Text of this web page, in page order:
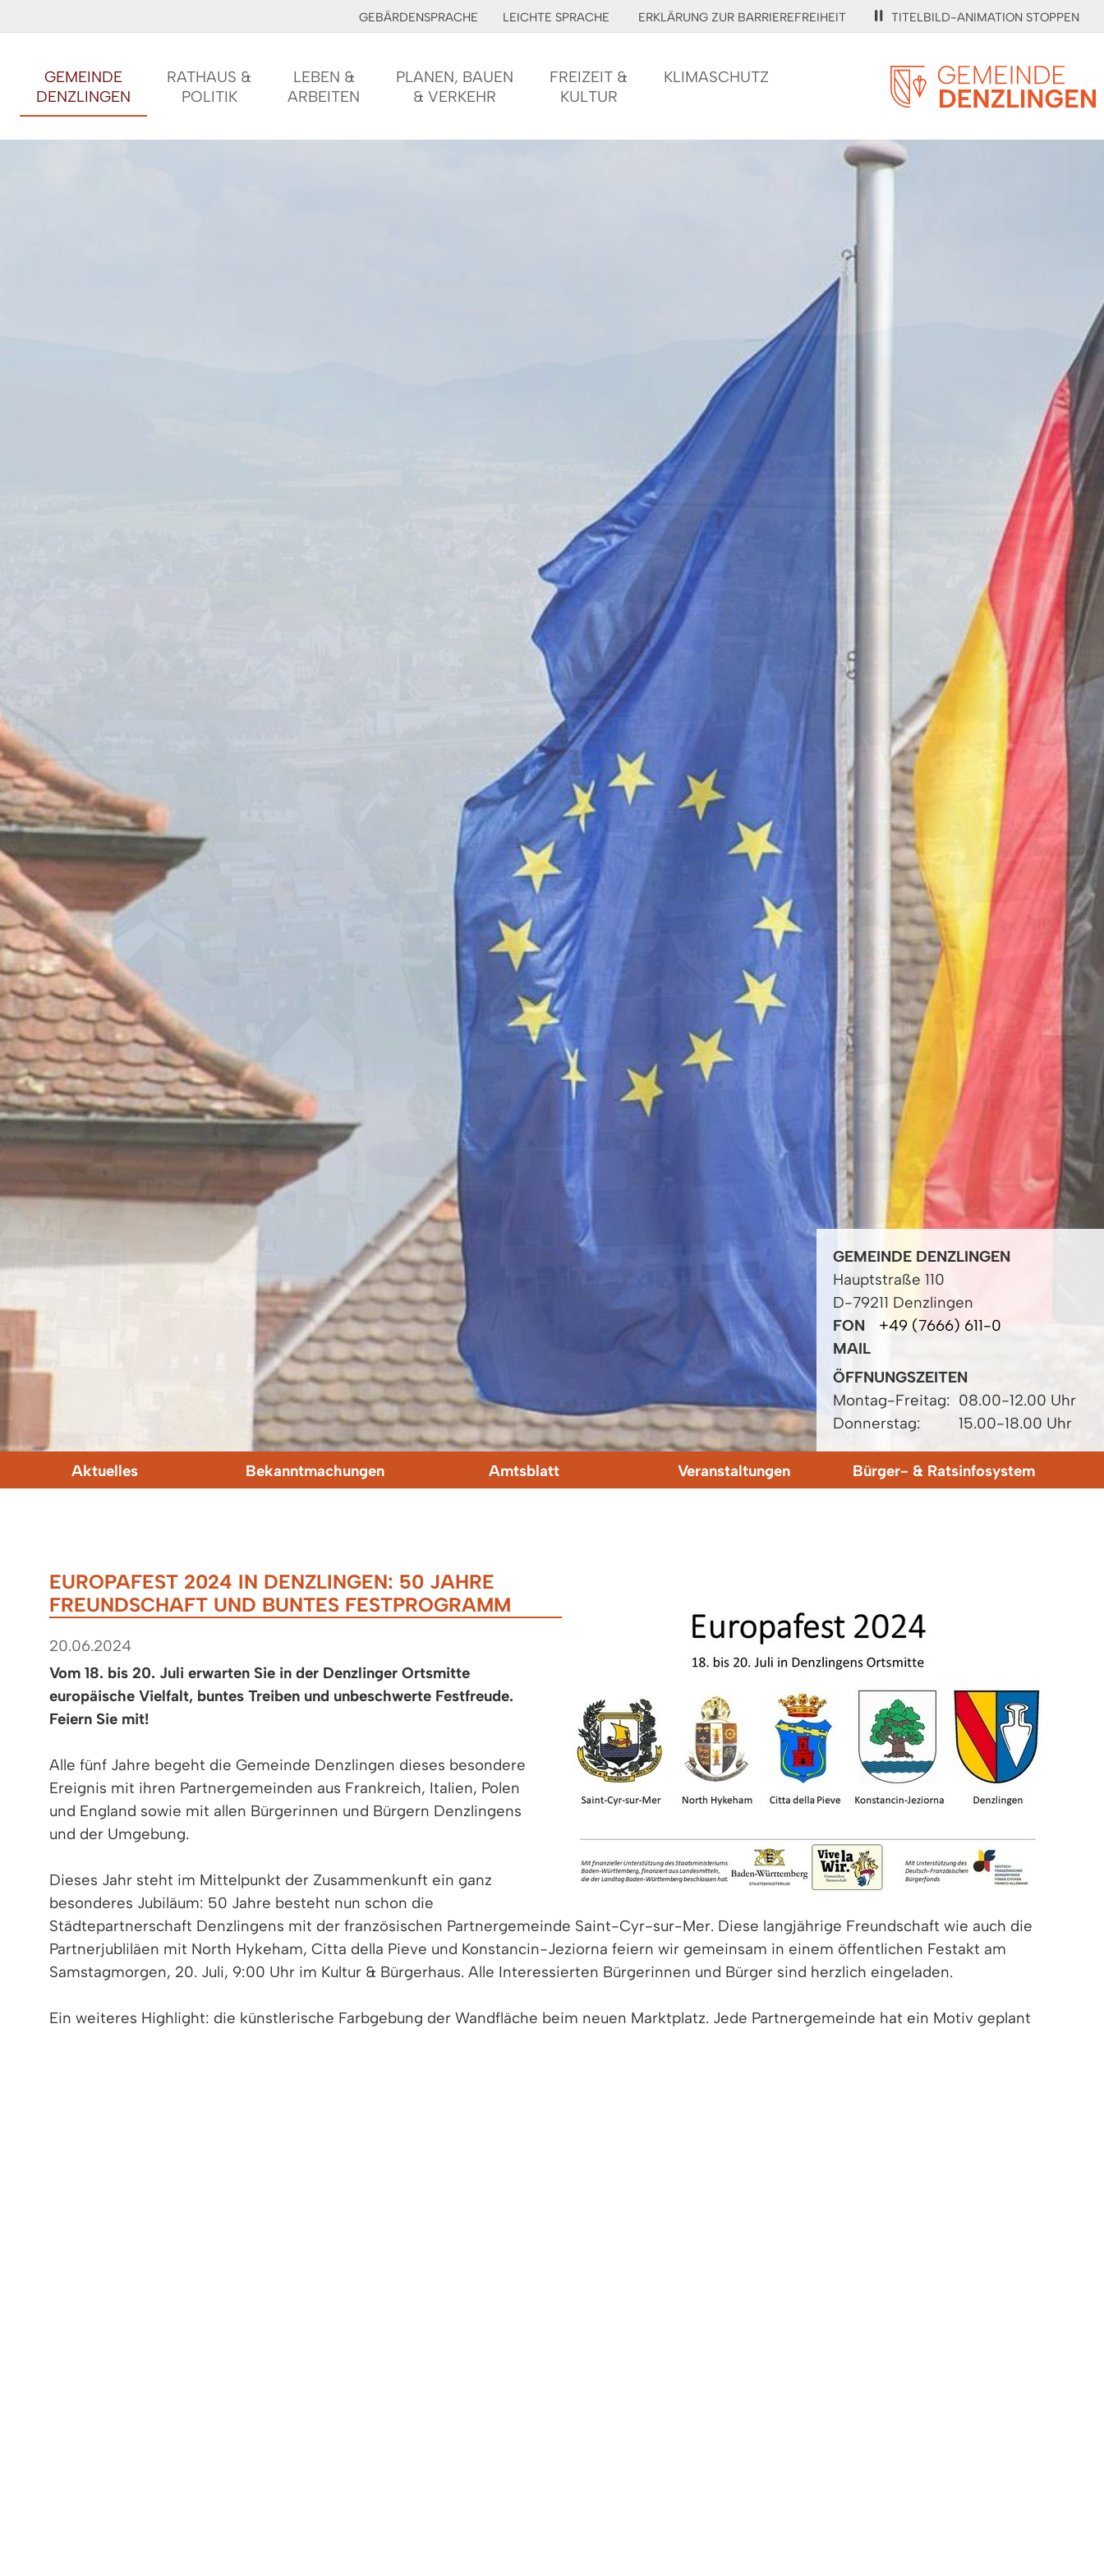
GEBÄRDENSPRACHE LEICHTE SPRACHE ERKLÄRUNG ZUR BARRIEREFREIHEIT TITELBILD-ANIMATION STOPPEN
GEMEINDE
DENZLINGEN
RATHAUS &
POLITIK
LEBEN &
ARBEITEN
PLANEN, BAUEN
& VERKEHR
FREIZEIT &
KULTUR
KLIMASCHUTZ
GEMEINDE DENZLINGEN
Hauptstraße 110
D-79211 Denzlingen
FON
+49 (7666) 611-0
MAIL
ÖFFNUNGSZEITEN
Montag-Freitag: 08.00-12.00 Uhr
Donnerstag:
15.00-18.00 Uhr
Aktuelles Bekanntmachungen Amtsblatt Veranstaltungen Bürger- & Ratsinfosystem
EUROPAFEST 2024 IN DENZLINGEN: 50 JAHRE
FREUNDSCHAFT UND BUNTES FESTPROGRAMM
20.06.2024
Vom 18. bis 20. Juli erwarten Sie in der Denzlinger Ortsmitte
europäische Vielfalt, buntes Treiben und unbeschwerte Festfreude.
Feiern Sie mit!
Alle fünf Jahre begeht die Gemeinde Denzlingen dieses besondere
Ereignis mit ihren Partnergemeinden aus Frankreich, Italien, Polen
und England sowie mit allen Bürgerinnen und Bürgern Denzlingens
und der Umgebung.
Dieses Jahr steht im Mittelpunkt der Zusammenkunft ein ganz
besonderes Jubiläum: 50 Jahre besteht nun schon die
Städtepartnerschaft Denzlingens mit der französischen Partnergemeinde Saint-Cyr-sur-Mer. Diese langjährige Freundschaft wie auch die
Partnerjubliläen mit North Hykeham, Citta della Pieve und Konstancin-Jeziorna feiern wir gemeinsam in einem öffentlichen Festakt am
Samstagmorgen, 20. Juli, 9:00 Uhr im Kultur & Bürgerhaus. Alle Interessierten Bürgerinnen und Bürger sind herzlich eingeladen.
Ein weiteres Highlight: die künstlerische Farbgebung der Wandfläche beim neuen Marktplatz. Jede Partnergemeinde hat ein Motiv geplant